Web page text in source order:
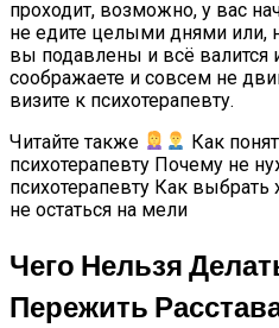
проходит, возможно, у вас
не едите целыми днями или,
вы подавлены и всё валится
соображаете и совсем не
визите к психотерапевту.
Читайте также
Как
психотерапевту Почему не
психотерапевту Как выбрать
не остаться на мели
Чего Нельзя
Пережить